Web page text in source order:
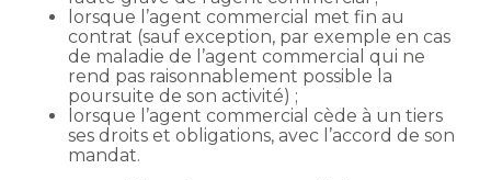
lorsque l’agent commercial met fin au
contrat (sauf exception, par exemple en cas
de maladie de l’agent commercial qui ne
rend pas raisonnablement possible la
poursuite de son activité) ;
lorsque l’agent commercial cède à un tiers
ses droits et obligations, avec l’accord de son
mandat.